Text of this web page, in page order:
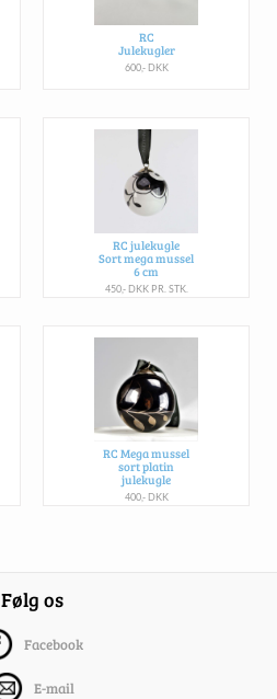
RC
Julekugler
600,- DKK
RC julekugle
Sort mega mussel
6 cm
450,- DKK PR. STK.
RC Mega mussel
sort platin
julekugle
400,- DKK
Følg os
Facebook
E-mail